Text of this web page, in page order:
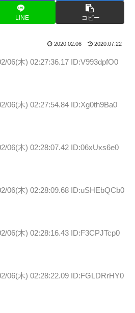
LINE コピー
2020.02.06 2020.07.22
06(木) 02:27:36.17 ID:V993dpfO0
06(木) 02:27:54.84 ID:Xg0th9Ba0
06(木) 02:28:07.42 ID:06xUxs6e0
06(木) 02:28:09.68 ID:uSHEbQCb0
06(木) 02:28:16.43 ID:F3CPJTcp0
06(木) 02:28:22.09 ID:FGLDRrHY0